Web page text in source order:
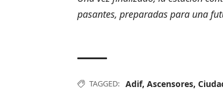
pasantes, preparadas para una
TAGGED: Adif, Ascensores,